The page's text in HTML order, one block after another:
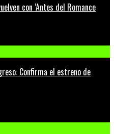
con ‘Antes del Romance
Confirma el estreno de